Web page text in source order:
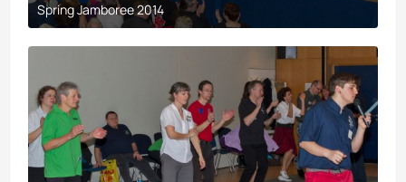
Spring Jamboree 2014
9. April 2017 um 19:43